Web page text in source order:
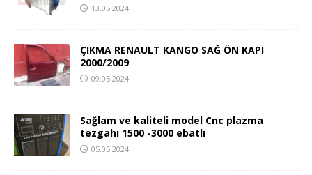
13.05.2024
ÇIKMA RENAULT KANGO SAĞ ÖN KAPI
2000/2009
09.05.2024
Sağlam ve kaliteli model Cnc plazma
tezgahı 1500 -3000 ebatlı
05.05.2024